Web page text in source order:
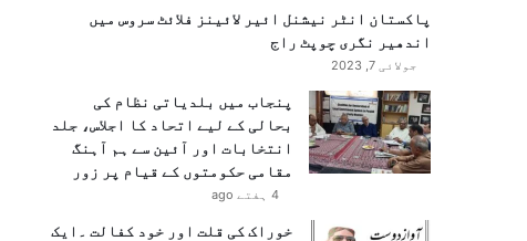
پاکستان انٹر نیشنل ائیر لائینز فلائٹ سروس میں
اندھیر نگری چوپٹ راج
جولائی 7, 2023
پنجاب میں بلدیاتی نظام کی
بحالی کے لیے اتحاد کا اجلاس، جلد
انتخابات اور آئین سے ہم آہنگ
مقامی حکومتوں کے قیام پر زور
4 ہفتے ago
خوراک کی قلت اور خود کفالت ۔ایک